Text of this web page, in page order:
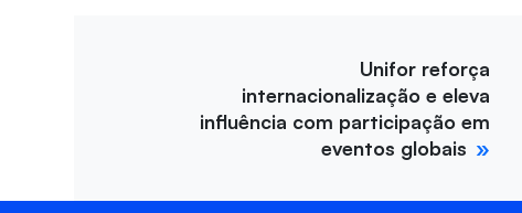
Unifor reforça
internacionalização e eleva
influência com participação em
eventos globais